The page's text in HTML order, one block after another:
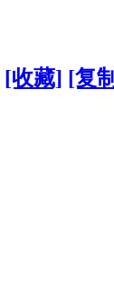
[收藏] [复